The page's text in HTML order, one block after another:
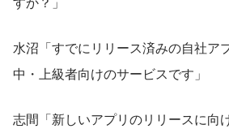
水沼「すでにリリース済みの自社ア
中・上級者向けのサービスです」
志間「新しいアプリのリリースに向